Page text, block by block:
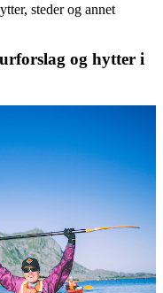
steder og annet
og hytter i